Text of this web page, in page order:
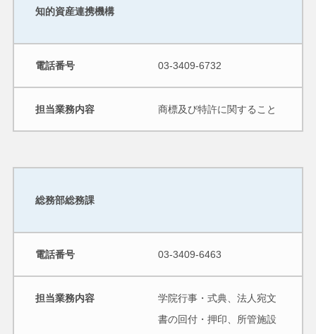
知的資産連携機構
電話番号 03-3409-6732
担当業務内容 商標及び特許に関すること
総務部総務課
電話番号 03-3409-6463
担当業務内容
学院行事・式典、法人宛文
書の回付・押印、所管施設